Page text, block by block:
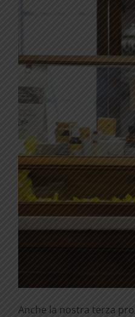
Anche la nostra terza